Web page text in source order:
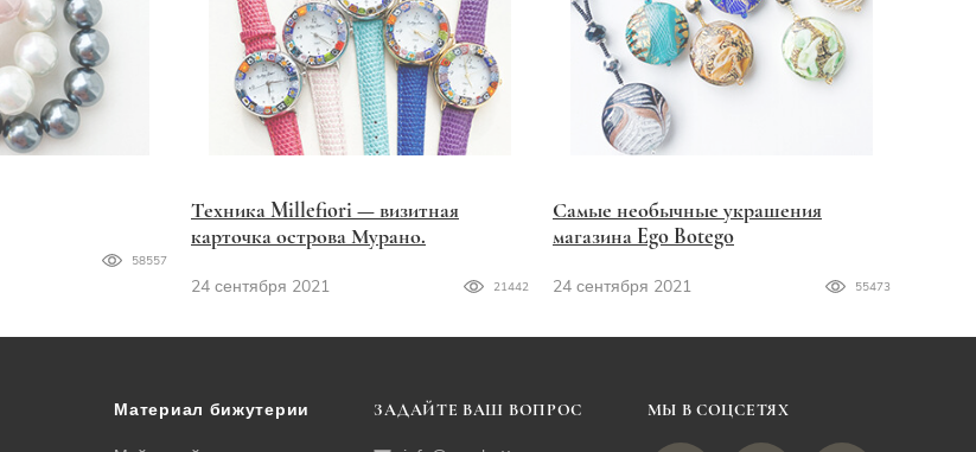
58557
Техника Millefiori — визитная
карточка острова Мурано.
24 сентября 2021 21442
Самые необычные украшения
магазина Ego Botego
24 сентября 2021 55473
Материал бижутерии ЗАДАЙТЕ ВАШ ВОПРОС МЫ В СОЦСЕТЯХ